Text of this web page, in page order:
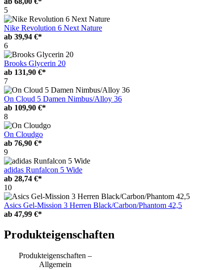
5
Nike Revolution 6 Next Nature
ab 39,94 €*
6
Brooks Glycerin 20
ab 131,90 €*
7
On Cloud 5 Damen Nimbus/Alloy 36
ab 109,90 €*
8
On Cloudgo
ab 76,90 €*
9
adidas Runfalcon 5 Wide
ab 28,74 €*
10
Asics Gel-Mission 3 Herren Black/Carbon/Phantom 42,5
ab 47,99 €*
Produkteigenschaften
Produkteigenschaften –
Allgemein